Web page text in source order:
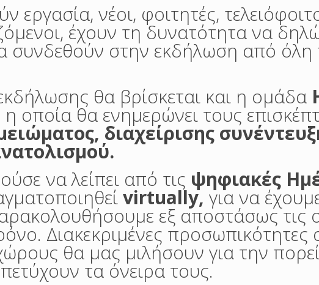
εργασία, νέοι, φοιτητές,
έχουν τη δυνατότητα να
συνδεθούν στην εκδήλωση από όλη
θα βρίσκεται και η ομάδα
η οποία θα ενημερώνει τους
διαχείρισης
να λείπει από τις ψηφιακές
virtually, για να
εξ αποστάσως τις
Διακεκριμένες προσωπικότητες
θα μας μιλήσουν για την
τα όνειρα τους.